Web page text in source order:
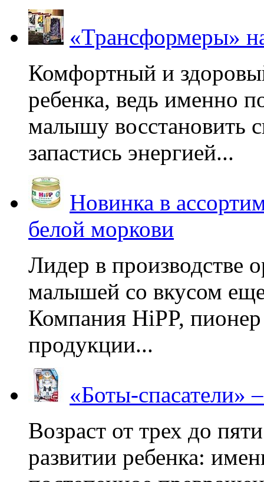
«Трансформеры»
Комфортный и
ребенка, ведь именно
малышу восстановить
запастись энергией...
Новинка в
белой моркови
Лидер в производстве
малышей со вкусом
Компания HiPP, пионер
продукции...
«Боты-спасатели»
Возраст от трех до
развитии ребенка: